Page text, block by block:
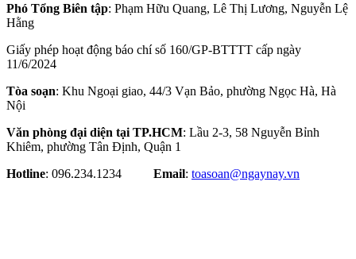
Phó Tổng Biên tập: Phạm Hữu Quang, Lê Thị Lương, Nguyễn Lệ
Hằng
Giấy phép hoạt động báo chí số 160/GP-BTTTT cấp ngày
11/6/2024
Tòa soạn: Khu Ngoại giao, 44/3 Vạn Bảo, phường Ngọc Hà, Hà
Nội
Văn phòng đại diện tại TP.HCM: Lầu 2-3, 58 Nguyễn Bỉnh
Khiêm, phường Tân Định, Quận 1
Hotline: 096.234.1234 Email: toasoan@ngaynay.vn